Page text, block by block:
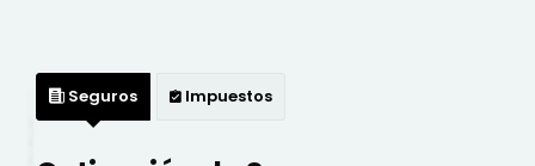
Seguros Impuestos